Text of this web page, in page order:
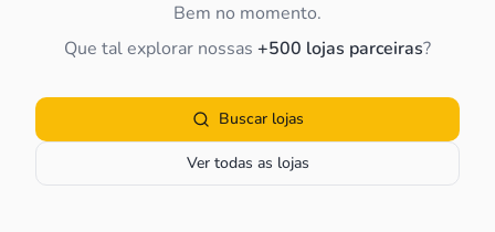
Bem no momento.
Que tal explorar nossas +500 lojas parceiras?
Buscar lojas
Ver todas as lojas